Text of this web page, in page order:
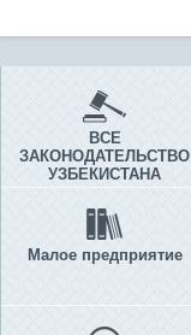
ВСЕ
ЗАКОНОДАТЕЛЬСТВО
УЗБЕКИСТАНА
Малое предприятие